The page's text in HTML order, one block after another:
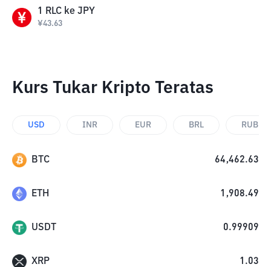
1 RLC ke JPY
¥43.63
Kurs Tukar Kripto Teratas
USD INR EUR BRL RUB
BTC 64,462.63
ETH 1,908.49
USDT 0.99909
XRP 1.03